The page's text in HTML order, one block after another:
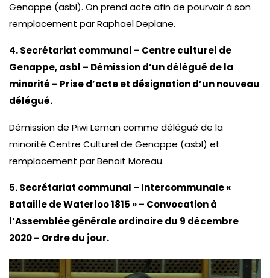
Genappe (asbl). On prend acte afin de pourvoir à son
remplacement par Raphael Deplane.
4. Secrétariat communal – Centre culturel de
Genappe, asbl – Démission d’un délégué de la
minorité – Prise d’acte et désignation d’un nouveau
délégué.
Démission de Piwi Leman comme délégué de la
minorité Centre Culturel de Genappe (asbl) et
remplacement par Benoit Moreau.
5. Secrétariat communal – Intercommunale «
Bataille de Waterloo 1815 » – Convocation à
l’Assemblée générale ordinaire du 9 décembre
2020 – Ordre du jour.